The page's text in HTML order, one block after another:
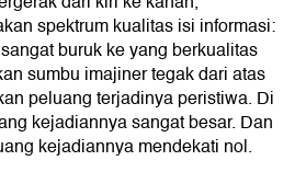
spektrum kualitas isi informasi:
buruk ke yang berkualitas
sumbu imajiner tegak dari atas
peluang terjadinya peristiwa. Di
kejadiannya sangat besar. Dan
kejadiannya mendekati nol.